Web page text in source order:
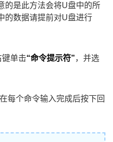
的是此方法会将U盘中的所
的数据请提前对U盘进行
键单击“命令提示符”，并选
每个命令输入完成后按下回